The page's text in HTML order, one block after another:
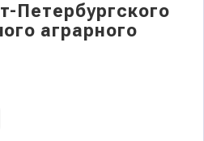
Петербургского
аграрного